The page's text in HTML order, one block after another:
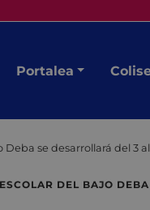
Portalea
Deba se desarrollará del 3
DEL BAJO DEBA